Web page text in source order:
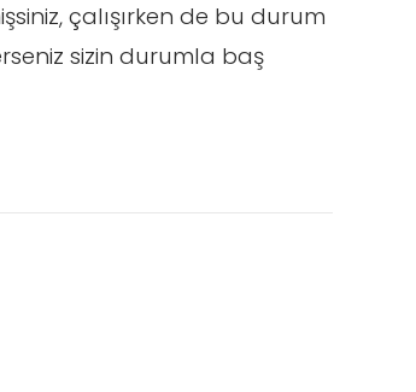
çalışırken de bu durum
sizin durumla baş